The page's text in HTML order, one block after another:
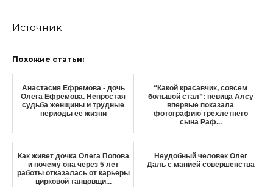
Источник
Похожие статьи:
Анастасия Ефремова - дочь
Олега Ефремова. Непростая
судьба женщины и трудные
периоды её жизни
“Какой красавчик, совсем
большой стал”: певица Алсу
впервые показала
фотографию трехлетнего
сына Раф...
Как живет дочка Олега Попова
и почему она через 5 лет
работы отказалась от карьеры
цирковой танцовщи...
Неудобный человек Олег
Даль с манией совершенства